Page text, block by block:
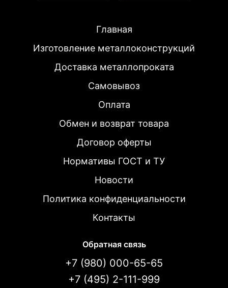
Главная
Изготовление металлоконструкций
Доставка металлопроката
Самовывоз
Оплата
Обмен и возврат товара
Договор оферты
Нормативы ГОСТ и ТУ
Новости
Политика конфиденциальности
Контакты
Обратная связь
+7 (980) 000-65-65
+7 (495) 2-111-999